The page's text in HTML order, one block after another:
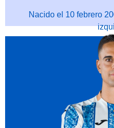
Nacido el 10 febrero